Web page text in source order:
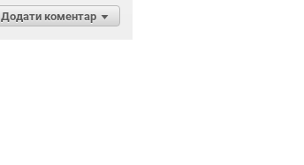
Додати коментар